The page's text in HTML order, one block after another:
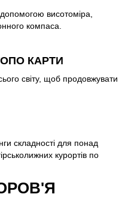
висотоміра,
компаса.
КАРТИ
світу, щоб продовжувати
складності для понад
курортів по